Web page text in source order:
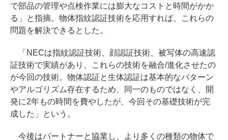
で部品の管理や点検作業には膨大なコストと時間がかか
る」と指摘。物体指紋認証技術を応用すれば、これらの
問題を解決できるとした。
「NECは指紋認証技術、顔認証技術、被写体の高速認
証技術で実績があり、これらの技術を融合/進化させたの
が今回の技術。物体認証と生体認証は基本的なパターン
やアルゴリズム存在するため、同一のものではなく、開
発に2年もの時間を費やしたが、今回その基礎技術が完
成した」という。
今後はパートナーと協業し、より多くの種類の物体で